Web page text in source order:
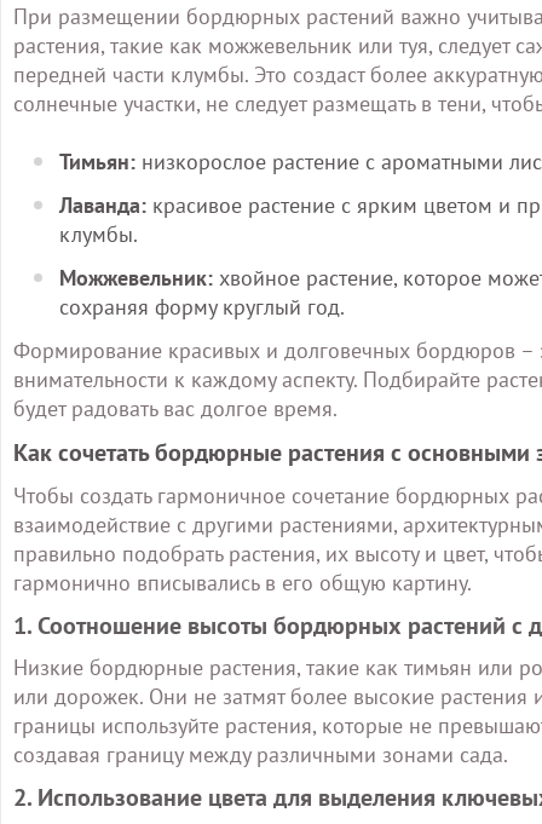
При размещении бордюрных растений важно
растения, такие как можжевельник или туя, следует
передней части клумбы. Это создаст более
солнечные участки, не следует размещать в тени,
Тимьян: низкорослое растение с ароматными
Лаванда: красивое растение с ярким цветом и
клумбы.
Можжевельник: хвойное растение, которое
сохраняя форму круглый год.
Формирование красивых и долговечных бордюров –
внимательности к каждому аспекту. Подбирайте
будет радовать вас долгое время.
Как сочетать бордюрные растения с основными
Чтобы создать гармоничное сочетание бордюрных
взаимодействие с другими растениями,
правильно подобрать растения, их высоту и цвет,
гармонично вписывались в его общую картину.
1. Соотношение высоты бордюрных растений с
Низкие бордюрные растения, такие как тимьян или
или дорожек. Они не затмят более высокие растения
границы используйте растения, которые не
создавая границу между различными зонами сада.
2. Использование цвета для выделения